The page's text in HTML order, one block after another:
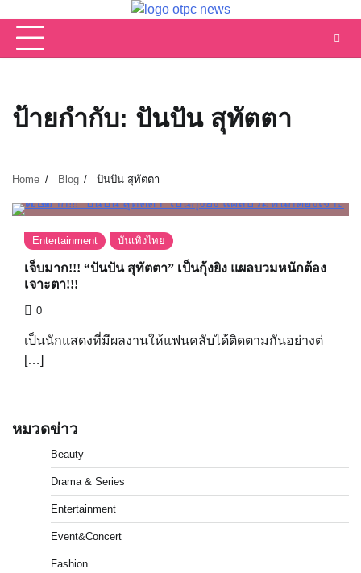
content
ป้ายกำกับ: ปันปัน สุทัตตา
Home Blog ปันปัน สุทัตตา
Entertainment บันเทิงไทย
เจ็บมาก!!! “ปันปัน สุทัตตา” เป็นกุ้งยิง แผลบวมหนักต้อง
เจาะตา!!!
0
เป็นนักแสดงที่มีผลงานให้แฟนคลับได้ติดตามกันอย่างต่
[…]
หมวดข่าว
Beauty
Drama & Series
Entertainment
Event&Concert
Fashion